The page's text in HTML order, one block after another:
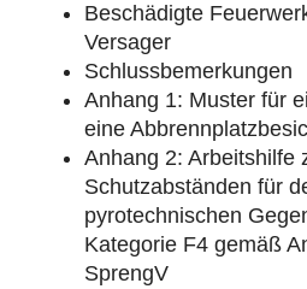
Beschädigte
Versager
Schlussbemerkungen
Anhang 1: Muster für
eine
Anhang 2: Arbeitshilfe
Schutzabständen für
pyrotechnischen
Kategorie F4 gemäß
SprengV